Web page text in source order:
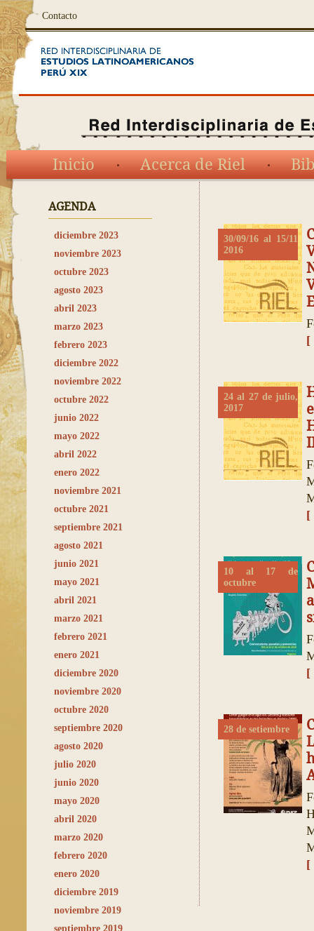
Contacto
Inicio Acerca de Riel
AGENDA
diciembre 2023
noviembre 2023
octubre 2023
agosto 2023
abril 2023
marzo 2023
febrero 2023
diciembre 2022
noviembre 2022
octubre 2022
junio 2022
mayo 2022
abril 2022
enero 2022
noviembre 2021
octubre 2021
septiembre 2021
agosto 2021
junio 2021
mayo 2021
abril 2021
marzo 2021
febrero 2021
enero 2021
diciembre 2020
noviembre 2020
octubre 2020
septiembre 2020
agosto 2020
julio 2020
junio 2020
mayo 2020
abril 2020
marzo 2020
febrero 2020
enero 2020
diciembre 2019
noviembre 2019
septiembre 2019
30/09/16 al 15/11
2016
[
24 al 27 de julio,
2017
[
10 al 17 de
octubre
[
28 de setiembre
[